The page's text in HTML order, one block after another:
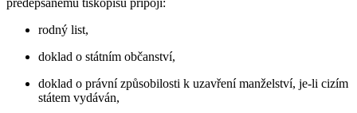
předepsanému tiskopisu připojí:
rodný list,
doklad o státním občanství,
doklad o právní způsobilosti k uzavření manželství, je-li cizím
státem vydáván,